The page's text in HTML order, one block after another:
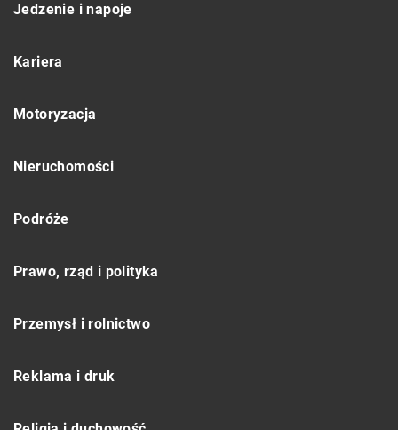
Jedzenie i napoje
Kariera
Motoryzacja
Nieruchomości
Podróże
Prawo, rząd i polityka
Przemysł i rolnictwo
Reklama i druk